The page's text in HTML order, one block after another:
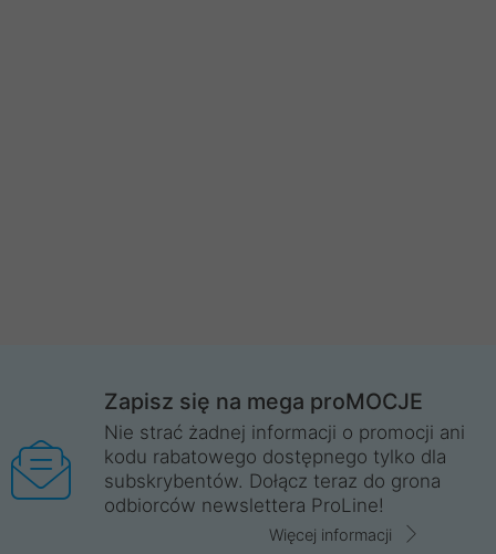
Zapisz się na mega proMOCJE
Nie strać żadnej informacji o promocji ani
kodu rabatowego dostępnego tylko dla
subskrybentów. Dołącz teraz do grona
odbiorców newslettera ProLine!
Więcej informacji